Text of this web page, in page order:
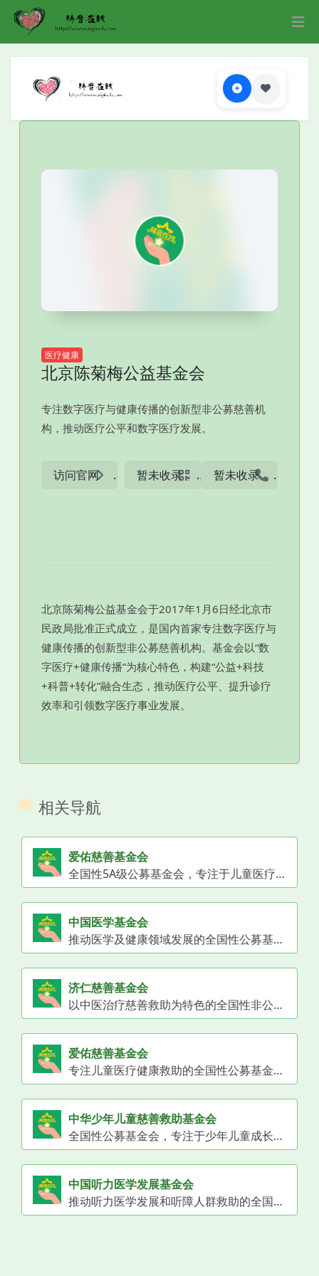
医疗健康
北京陈菊梅公益基金会
专注数字医疗与健康传播的创新型非公募慈善机
构，推动医疗公平和数字医疗发展。
访问官网 暂未收录 暂未收录
北京陈菊梅公益基金会于2017年1月6日经北京市
民政局批准正式成立，是国内首家专注数字医疗与
健康传播的创新型非公募慈善机构。基金会以“数
字医疗+健康传播”为核心特色，构建“公益+科技
+科普+转化”融合生态，推动医疗公平、提升诊疗
效率和引领数字医疗事业发展。
相关导航
爱佑慈善基金会
全国性5A级公募基金会，专注于儿童医疗、儿童福利和公益创投。
中国医学基金会
推动医学及健康领域发展的全国性公募基金会，资助多项医学公益项目。
济仁慈善基金会
以中医治疗慈善救助为特色的全国性非公募基金会，开展多项慈善救助和传统医药发展项目。
爱佑慈善基金会
专注儿童医疗健康救助的全国性公募基金会。
中华少年儿童慈善救助基金会
全国性公募基金会，专注于少年儿童成长、医疗、教育等多方面的救助。
中国听力医学发展基金会
推动听力医学发展和听障人群救助的全国性公募基金会。